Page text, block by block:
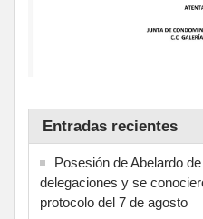
Entradas recientes
Posesión de Abelardo
delegaciones y se
protocolo del 7 de agosto